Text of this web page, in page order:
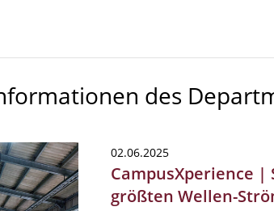
des
02.06.2025
CampusXperience
größten Wellen-